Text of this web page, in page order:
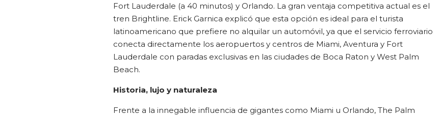
Fort Lauderdale (a 40 minutos) y Orlando. La gran ventaja competitiva actual es el
tren Brightline. Erick Garnica explicó que esta opción es ideal para el turista
latinoamericano que prefiere no alquilar un automóvil, ya que el servicio ferroviario
conecta directamente los aeropuertos y centros de Miami, Aventura y Fort
Lauderdale con paradas exclusivas en las ciudades de Boca Raton y West Palm
Beach.
Historia, lujo y naturaleza
Frente a la innegable influencia de gigantes como Miami u Orlando, The Palm